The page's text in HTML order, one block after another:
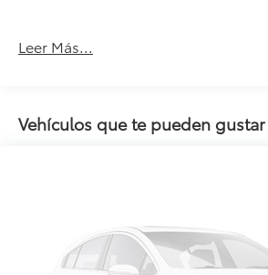
Leer Más...
Vehículos que te pueden gustar